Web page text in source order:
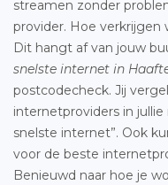
streamen zonder
provider. Hoe
Dit hangt af van jouw
snelste internet in
postcodecheck. Jij
internetproviders in jullie
snelste internet”. Ook
voor de beste
Benieuwd naar hoe je